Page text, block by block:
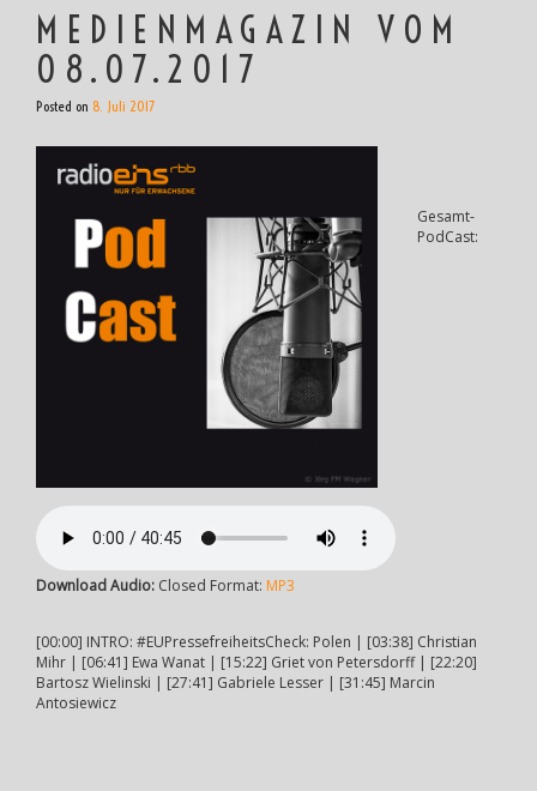
MEDIENMAGAZIN VOM
08.07.2017
Posted on 8. Juli 2017
Gesamt-
PodCast:
Download Audio: Closed Format: MP3
[00:00] INTRO: #EUPressefreiheitsCheck: Polen | [03:38] Christian
Mihr | [06:41] Ewa Wanat | [15:22] Griet von Petersdorff | [22:20]
Bartosz Wielinski | [27:41] Gabriele Lesser | [31:45] Marcin
Antosiewicz